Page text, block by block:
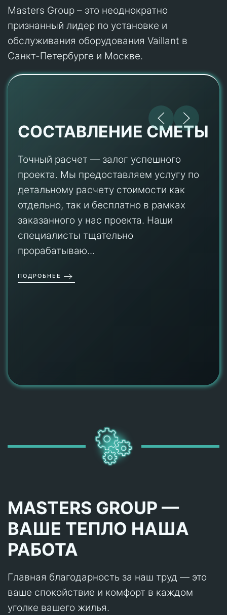
Masters Group – это неоднократно
признанный лидер по установке и
обслуживания оборудования Vaillant в
Санкт-Петербурге и Москве.
СОСТАВЛЕНИЕ СМЕТЫ
Точный расчет — залог успешного
проекта. Мы предоставляем услугу по
детальному расчету стоимости как
отдельно, так и бесплатно в рамках
заказанного у нас проекта. Наши
специалисты тщательно
прорабатываю...
ПОДРОБНЕЕ
MASTERS GROUP —
ВАШЕ ТЕПЛО НАША
РАБОТА
Главная благодарность за наш труд — это
ваше спокойствие и комфорт в каждом
уголке вашего жилья.